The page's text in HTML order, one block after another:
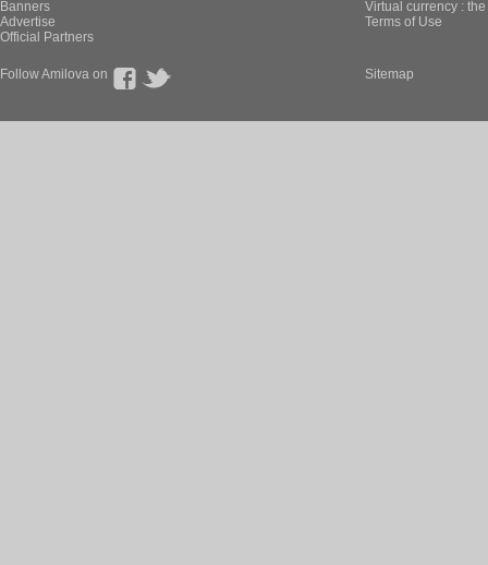
Banners
Advertise
Official Partners
Virtual currency :
Terms of Use
Follow Amilova on Sitemap